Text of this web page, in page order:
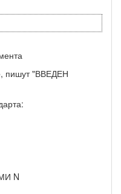
пишут "ВВЕДЕН
N